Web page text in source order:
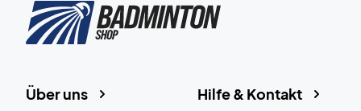
Hilfe & Kontakt
Über uns